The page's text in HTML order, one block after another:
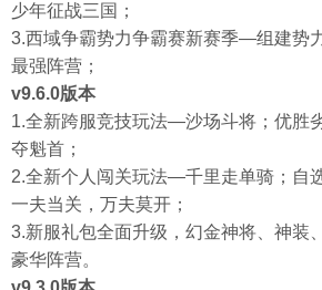
少年征战三国；
3.西域争霸势力争霸赛新赛季—组建势
最强阵营；
v9.6.0版本
1.全新跨服竞技玩法—沙场斗将；优胜
夺魁首；
2.全新个人闯关玩法—千里走单骑；自
一夫当关，万夫莫开；
3.新服礼包全面升级，幻金神将、神装
豪华阵营。